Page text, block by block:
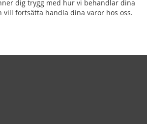
dig trygg med hur vi behandlar dina
vill fortsätta handla dina varor hos oss.